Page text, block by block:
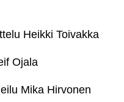
Heikki Toivakka
Ojala
Mika Hirvonen